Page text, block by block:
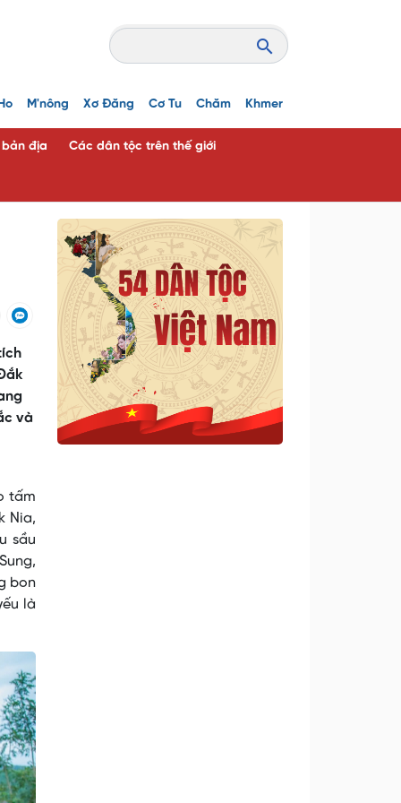
M'nông Xơ Đăng Cơ Tu Chăm Khmer
bản địa Các dân tộc trên thế giới
và
tấm
Nia,
sầu
bon
là